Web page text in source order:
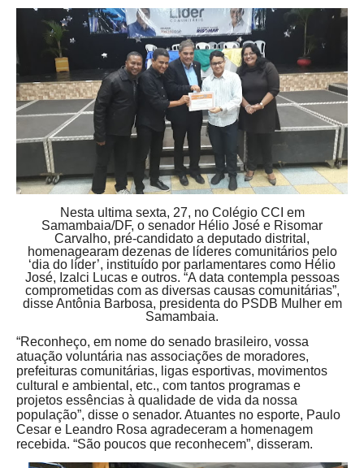
Nesta ultima sexta, 27, no Colégio CCI em
Samambaia/DF, o senador Hélio José e Risomar
Carvalho, pré-candidato a deputado distrital,
homenagearam dezenas de líderes comunitários pelo
‘dia do líder’, instituído por parlamentares como Hélio
José, Izalci Lucas e outros. “A data contempla pessoas
comprometidas com as diversas causas comunitárias”,
disse Antônia Barbosa, presidenta do PSDB Mulher em
Samambaia.
“Reconheço, em nome do senado brasileiro, vossa
atuação voluntária nas associações de moradores,
prefeituras comunitárias, ligas esportivas, movimentos
cultural e ambiental, etc., com tantos programas e
projetos essências à qualidade de vida da nossa
população”, disse o senador. Atuantes no esporte, Paulo
Cesar e Leandro Rosa agradeceram a homenagem
recebida. “São poucos que reconhecem”, disseram.